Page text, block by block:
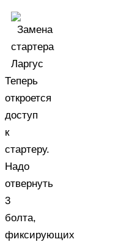
Теперь
откроется
доступ
к
стартеру.
Надо
отвернуть
3
болта,
фиксирующих